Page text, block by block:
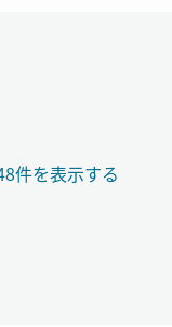
件を表示する